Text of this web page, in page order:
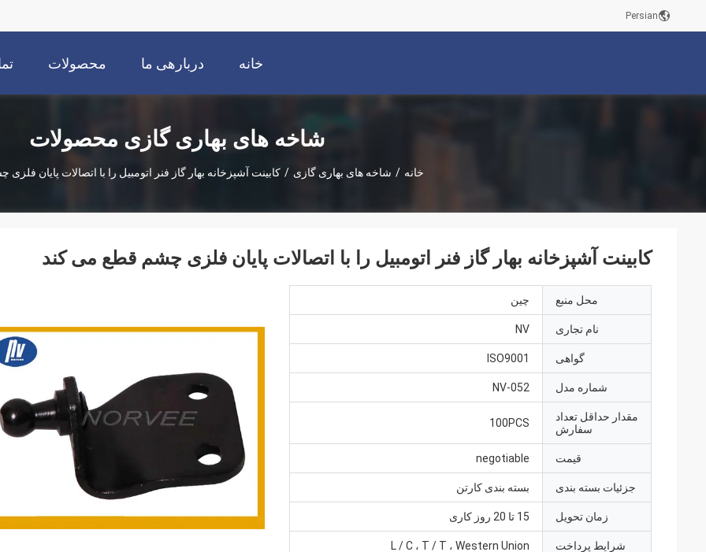
Persian
خانه دربارهی ما محصولات
شاخه های بهاری گازی محصولات
خانه / شاخه های بهاری گازی / کابینت آشپزخانه بهار گاز فنر اتومبیل را با اتصالات پایان
کابینت آشپزخانه بهار گاز فنر اتومبیل را با اتصالات پایان فلزی چشم قطع می کند
محل منبع چین
نام تجاری NV
گواهی ISO9001
شماره مدل NV-052
مقدار حداقل تعداد
سفارش
100PCS
قیمت negotiable
جزئیات بسته بندی بسته بندی کارتن
زمان تحویل 15 تا 20 روز کاری
شرایط پرداخت L / C ، T / T ، Western Union